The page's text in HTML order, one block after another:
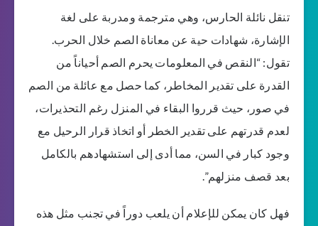
تنقل نائلة الحارس، وهي مترجمة ومدربة على لغة
الإشارة، شهادات حية عن معاناة الصم خلال الحرب.
تقول: “النقص في المعلومات يحرم الصم أحياناً من
القدرة على تقدير المخاطر، كما حصل مع عائلة من الصم
في صور، حيث قرروا البقاء في المنزل رغم التحذيرات،
لعدم قدرتهم على تقدير الخطر أو اتخاذ قرار الرحيل مع
وجود كبار في السن، مما أدى إلى استشهادهم بالكامل
بعد قصف منزلهم”.
فهل كان يمكن للإعلام أن يلعب دوراً في تجنب مثل هذه